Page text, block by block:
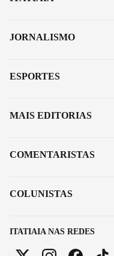
ITATIAIA NAS REDES
JORNALISMO
ESPORTES
MAIS EDITORIAS
COMENTARISTAS
COLUNISTAS